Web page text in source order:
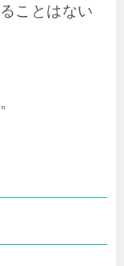
ことはない